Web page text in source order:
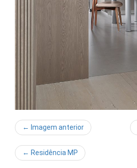
← Imagem anterior
← Residência MP